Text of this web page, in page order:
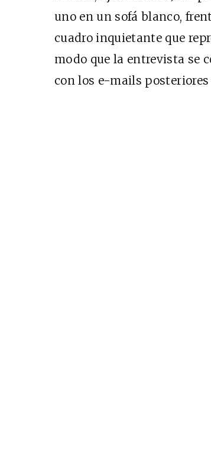
uno en un sofá blanco,
cuadro inquietante que
modo que la entrevista se
con los e-mails